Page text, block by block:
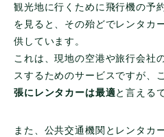
観光地に行くために飛行機の予
を見ると、その殆どでレンタカ
供しています。
これは、現地の空港や旅行会社
スするためのサービスですが、
張にレンタカーは最適と言える
また、公共交通機関とレンタカ